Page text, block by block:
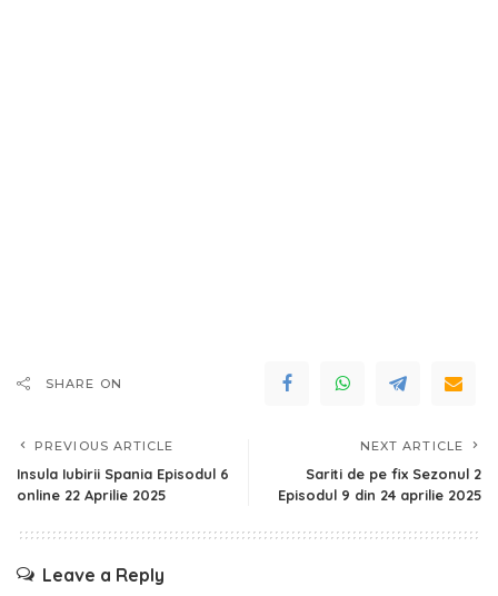
SHARE ON
PREVIOUS ARTICLE
Insula Iubirii Spania Episodul 6
online 22 Aprilie 2025
NEXT ARTICLE
Sariti de pe fix Sezonul 2
Episodul 9 din 24 aprilie 2025
Leave a Reply